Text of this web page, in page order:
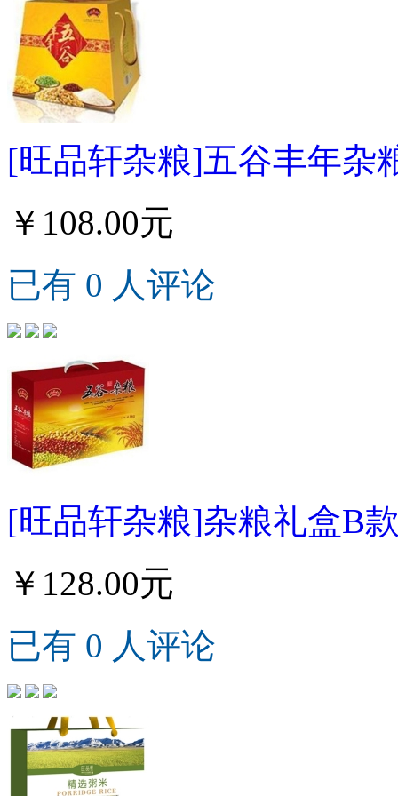
[旺品轩杂粮]五谷丰年杂
￥108.00元
已有 0 人评论
[旺品轩杂粮]杂粮礼盒B
￥128.00元
已有 0 人评论